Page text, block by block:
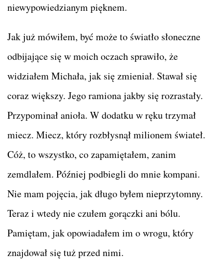
niewypowiedzianym pięknem.
Jak już mówiłem, być może to światło słoneczne
odbijające się w moich oczach sprawiło, że
widziałem Michała, jak się zmieniał. Stawał się
coraz większy. Jego ramiona jakby się rozrastały.
Przypominał anioła. W dodatku w ręku trzymał
miecz. Miecz, który rozbłysnął milionem świateł.
Cóż, to wszystko, co zapamiętałem, zanim
zemdlałem. Później podbiegli do mnie kompani.
Nie mam pojęcia, jak długo byłem nieprzytomny.
Teraz i wtedy nie czułem gorączki ani bólu.
Pamiętam, jak opowiadałem im o wrogu, który
znajdował się tuż przed nimi.